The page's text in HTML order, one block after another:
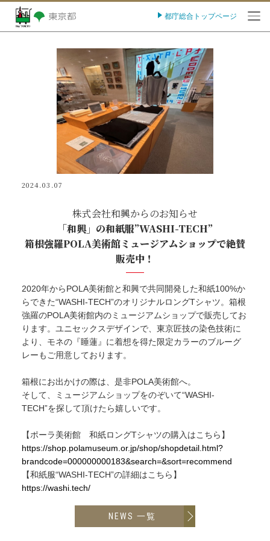
都庁総合トップページ
2024.03.07
株式会社和興からのお知らせ
「和興」の和紙服”WASHI-TECH”
箱根強羅POLA美術館ミュージアムショップで絶賛
販売中！
2020年からPOLA美術館と和興で共同開発した和紙100%か
らできた“WASHI-TECH”のオリジナルロングTシャツ。箱根
強羅のPOLA美術館内のミュージアムショップで販売してお
ります。ユニセックスデザインで、東京匠技の染色技術に
より、モネの『睡蓮』に着想を得た限定カラーのブルーグ
レーもご用意しております。
箱根にお出かけの際は、是非POLA美術館へ。
そして、ミュージアムショップをのぞいて“WASHI-
TECH”を探して頂けたら嬉しいです。
【ポーラ美術館 和紙ロングTシャツの購入はこちら】
https://shop.polamuseum.or.jp/shop/shopdetail.html?
brandcode=000000000183&search=&sort=recommend
【和紙服“WASHI-TECH”の詳細はこちら】
https://washi.tech/
NEWS 一覧